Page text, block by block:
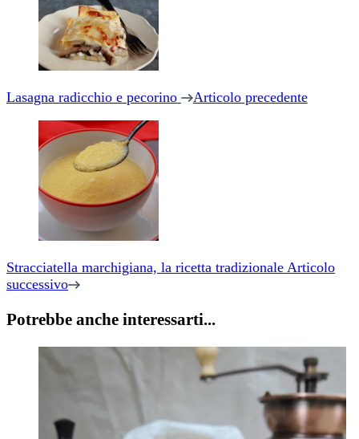
Lasagna radicchio e pecorino Articolo precedente
Stracciatella marchigiana, la ricetta tradizionale Articolo
successivo
Potrebbe anche interessarti...